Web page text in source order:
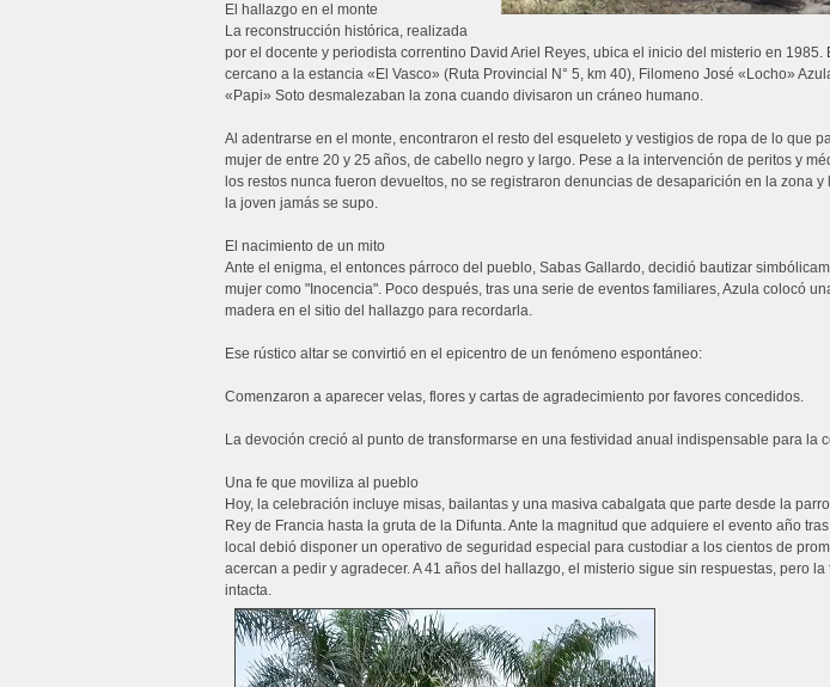
El hallazgo en el monte
La reconstrucción histórica, realizada
por el docente y periodista correntino David Ariel Reyes, ubica el inicio del misterio en 1985.
cercano a la estancia «El Vasco» (Ruta Provincial N° 5, km 40), Filomeno José «Locho»
«Papi» Soto desmalezaban la zona cuando divisaron un cráneo humano.
Al adentrarse en el monte, encontraron el resto del esqueleto y vestigios de ropa de lo que
mujer de entre 20 y 25 años, de cabello negro y largo. Pese a la intervención de peritos y
los restos nunca fueron devueltos, no se registraron denuncias de desaparición en la zona y
la joven jamás se supo.
El nacimiento de un mito
Ante el enigma, el entonces párroco del pueblo, Sabas Gallardo, decidió bautizar
mujer como "Inocencia". Poco después, tras una serie de eventos familiares, Azula colocó
madera en el sitio del hallazgo para recordarla.
Ese rústico altar se convirtió en el epicentro de un fenómeno espontáneo:
Comenzaron a aparecer velas, flores y cartas de agradecimiento por favores concedidos.
La devoción creció al punto de transformarse en una festividad anual indispensable para la
Una fe que moviliza al pueblo
Hoy, la celebración incluye misas, bailantas y una masiva cabalgata que parte desde la
Rey de Francia hasta la gruta de la Difunta. Ante la magnitud que adquiere el evento año
local debió disponer un operativo de seguridad especial para custodiar a los cientos de
acercan a pedir y agradecer. A 41 años del hallazgo, el misterio sigue sin respuestas, pero la
intacta.